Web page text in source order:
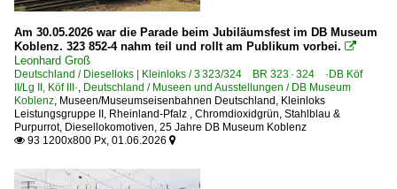
DB VT 11.5 · BR 602 TEE-Triebzüge
Grenzverkehr
Deutschland <-> Polen
Güterverkehr
Autotransportzüge
Gemischte Güterzüge
Am 30.05.2026 war die Parade beim Jubiläumsfest im DB Museum
Koblenz. 323 852-4 nahm teil und rollt am Publikum vorbei. 
Leonhard Groß
Deutschland / Dieselloks | Kleinloks / 3 323/324 BR 323 · 324 ·DB Köf
II/Lg II, Köf III·, Deutschland / Museen und Ausstellungen / DB Museum
Koblenz, Museen/Museumseisenbahnen Deutschland , Kleinloks
Leistungsgruppe II , Rheinland-Pfalz , Chromdioxidgrün, Stahlblau &
Purpurrot, Diesellokomotiven, 25 Jahre DB Museum Koblenz
 93 1200x800 Px, 01.06.2026 